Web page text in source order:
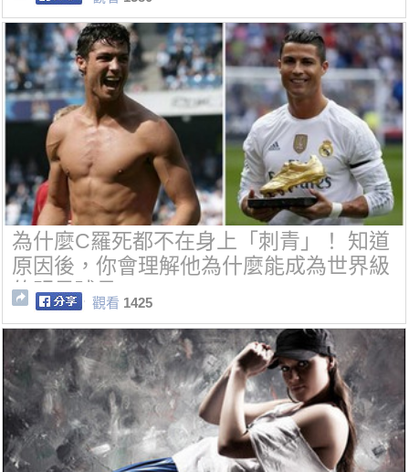
為什麼C羅死都不在身上「刺青」！ 知道
原因後，你會理解他為什麼能成為世界級
的明星球員~
觀看 1425